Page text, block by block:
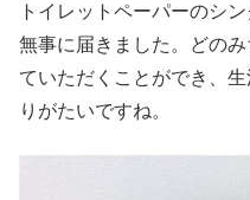
トイレットペーパーのシ
無事に届きました。どの
ていただくことができ、
りがたいですね。